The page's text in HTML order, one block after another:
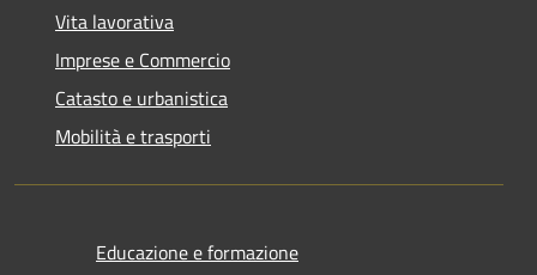
Vita lavorativa
Imprese e Commercio
Catasto e urbanistica
Mobilità e trasporti
Educazione e formazione